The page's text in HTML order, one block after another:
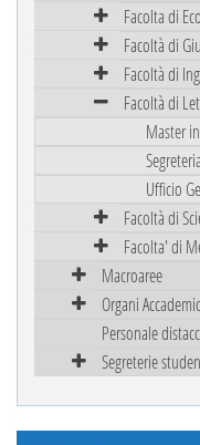
Facolta di
Facoltà di
Facoltà di
Facoltà di
Master
Ufficio
Facoltà di
Facolta' di
Macroaree
Organi
Personale
Segreterie